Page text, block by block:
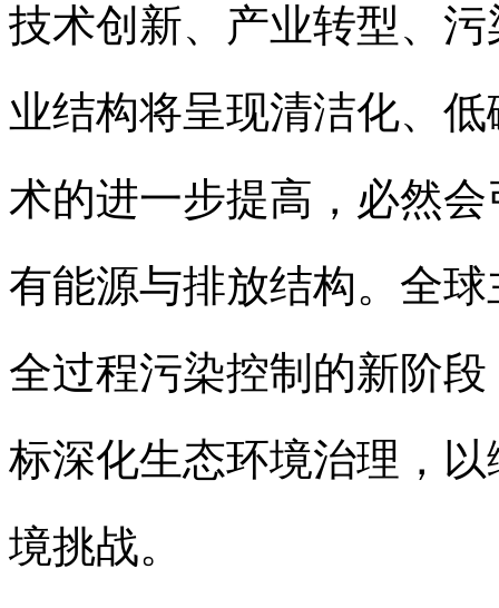
技术创新、产业转型、
业结构将呈现清洁化、
术的进一步提高，必然
有能源与排放结构。全
全过程污染控制的新阶
标深化生态环境治理，
境挑战。